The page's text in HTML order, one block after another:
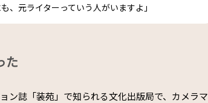
、元ライターっていう人がいますよ」
た
ン誌「装苑」で知られる文化出版局で、カメラマ